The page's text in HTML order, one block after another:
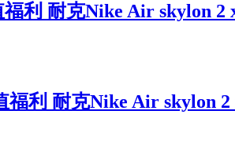
利 耐克Nike Air skylon 2
福利 耐克Nike Air skylon